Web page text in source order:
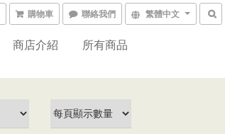
購物車 聯絡我們 繁體中文
商店介紹 所有商品